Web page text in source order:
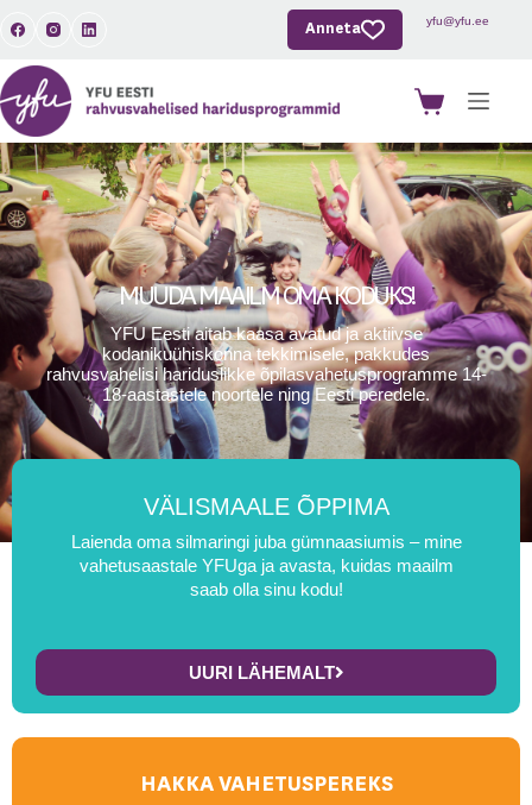
Anneta
yfu@yfu.ee
MUUDA MAAILM OMA KODUKS!
YFU Eesti aitab kaasa avatud ja aktiivse
kodanikuühiskonna tekkimisele, pakkudes
rahvusvahelisi hariduslikke õpilasvahetusprogramme 14-
18-aastastele noortele ning Eesti peredele.
VÄLISMAALE ÕPPIMA
Laienda oma silmaringi juba gümnaasiumis – mine
vahetusaastale YFUga ja avasta, kuidas maailm
saab olla sinu kodu!
UURI LÄHEMALT
HAKKA VAHETUSPEREKS